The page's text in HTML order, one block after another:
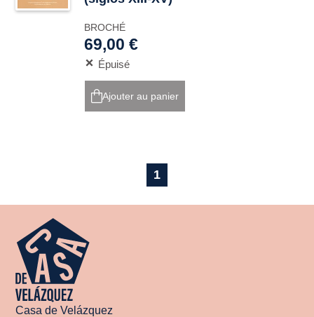
BROCHÉ
69,00 €
Épuisé
Ajouter au panier
1
Casa de Velázquez